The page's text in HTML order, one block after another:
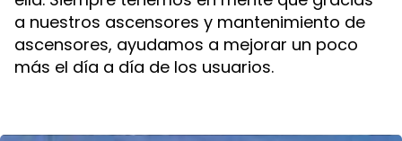
a nuestros ascensores y mantenimiento de
ascensores, ayudamos a mejorar un poco
más el día a día de los usuarios.